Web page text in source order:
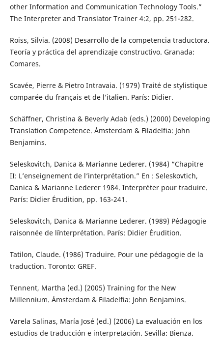
other Information and Communication Technology Tools.”
The Interpreter and Translator Trainer 4:2, pp. 251-282.
Roiss, Silvia. (2008) Desarrollo de la competencia traductora.
Teoría y práctica del aprendizaje constructivo. Granada:
Comares.
Scavée, Pierre & Pietro Intravaia. (1979) Traité de stylistique
comparée du français et de l’italien. París: Didier.
Schäffner, Christina & Beverly Adab (eds.) (2000) Developing
Translation Competence. Ámsterdam & Filadelfia: John
Benjamins.
Seleskovitch, Danica & Marianne Lederer. (1984) “Chapitre
II: L’enseignement de l’interprétation.” En : Seleskovtich,
Danica & Marianne Lederer 1984. Interpréter pour traduire.
París: Didier Érudition, pp. 163-241.
Seleskovitch, Danica & Marianne Lederer. (1989) Pédagogie
raisonnée de l´interprétation. París: Didier Érudition.
Tatilon, Claude. (1986) Traduire. Pour une pédagogie de la
traduction. Toronto: GREF.
Tennent, Martha (ed.) (2005) Training for the New
Millennium. Ámsterdam & Filadelfia: John Benjamins.
Varela Salinas, María José (ed.) (2006) La evaluación en los
estudios de traducción e interpretación. Sevilla: Bienza.